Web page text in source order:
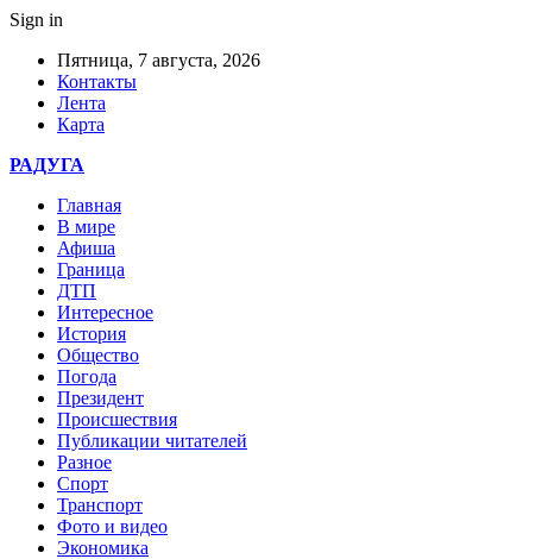
Sign in
Пятница, 7 августа, 2026
Контакты
Лента
Карта
РАДУГА
Главная
В мире
Афиша
Граница
ДТП
Интересное
История
Общество
Погода
Президент
Происшествия
Публикации читателей
Разное
Спорт
Транспорт
Фото и видео
Экономика